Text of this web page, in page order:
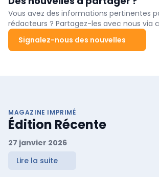
Vous avez des informations pertinentes
rédacteurs ? Partagez-les avec nous via
Signalez-nous des nouvelles
MAGAZINE IMPRIMÉ
Édition Récente
27 janvier 2026
Lire la suite